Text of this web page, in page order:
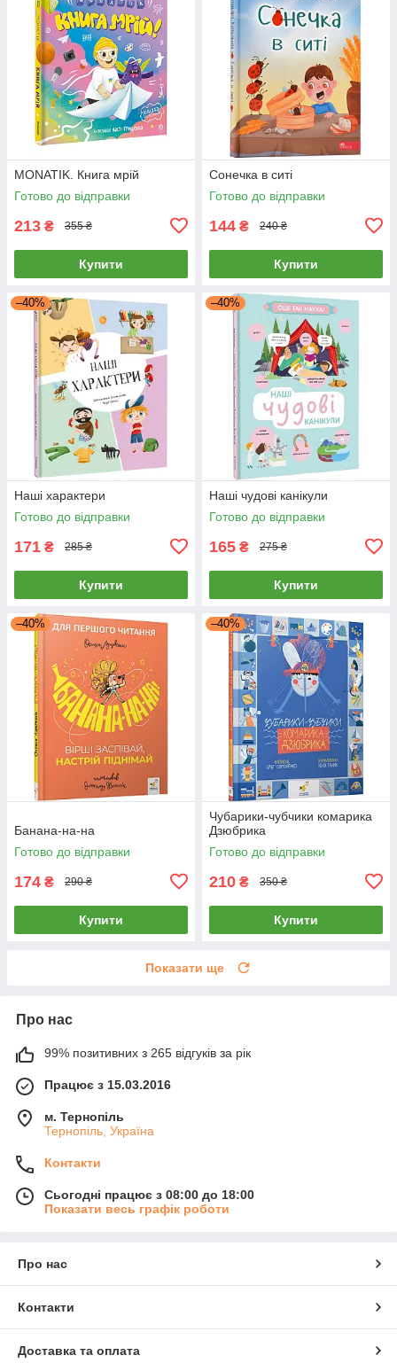
MONATIK. Книга мрій
Готово до відправки
213 ₴ 355 ₴
Купити
Сонечка в ситі
Готово до відправки
144 ₴ 240 ₴
Купити
–40%
Наші характери
Готово до відправки
171 ₴ 285 ₴
Купити
–40%
Наші чудові канікули
Готово до відправки
165 ₴ 275 ₴
Купити
–40%
Банана-на-на
Готово до відправки
174 ₴ 290 ₴
Купити
–40%
Чубарики-чубчики комарика
Дзюбрика
Готово до відправки
210 ₴ 350 ₴
Купити
Показати ще
Про нас
99% позитивних з 265 відгуків за рік
Працює з 15.03.2016
м. Тернопіль
Тернопіль, Україна
Контакти
Сьогодні працює з 08:00 до 18:00
Показати весь графік роботи
Про нас
Контакти
Доставка та оплата